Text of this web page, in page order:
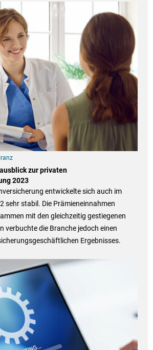
zur privaten
2023
entwickelte sich auch im
sehr stabil. Die Prämieneinnahmen
mit den gleichzeitig gestiegenen
verbuchte die Branche jedoch einen
Ergebnisses.